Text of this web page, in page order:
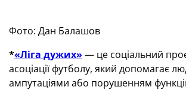
Фото: Дан Балашов
*«Ліга дужих» — це соціальний
асоціації футболу, який допомагає
ампутаціями або порушенням